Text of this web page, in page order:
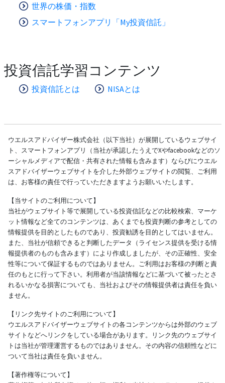
世界の株価・指数
スマートフォンアプリ「My投資信託」
投資信託学習コンテンツ
投資信託とは NISAとは
ウエルスアドバイザー株式会社（以下当社）が展開しているウェブサイ
ト、スマートフォンアプリ（当社が承認したうえでXやfacebookなどのソ
ーシャルメディアで配信・共有された情報も含みます）ならびにウエル
スアドバイザーウェブサイトを介した外部ウェブサイトの閲覧、ご利用
は、お客様の責任で行っていただきますようお願いいたします。
【当サイトのご利用について】
当社がウェブサイト等で展開している投資信託などの比較検索、マーケ
ット情報など全てのコンテンツは、あくまでも投資判断の参考としての
情報提供を目的としたものであり、投資勧誘を目的としてはいません。
また、当社が信頼できると判断したデータ（ライセンス提供を受ける情
報提供者のものも含みます）により作成しましたが、その正確性、安全
性等について保証するものではありません。ご利用はお客様の判断と責
任のもとに行って下さい。利用者が当該情報などに基づいて被ったとさ
れるいかなる損害についても、当社およびその情報提供者は責任を負い
ません。
【リンク先サイトのご利用について】
ウエルスアドバイザーウェブサイトの各コンテンツからは外部のウェブ
サイトなどへリンクをしている場合があります。リンク先のウェブサイ
トは当社が管理運営するものではありません。その内容の信頼性などに
ついて当社は責任を負いません。
【著作権等について】